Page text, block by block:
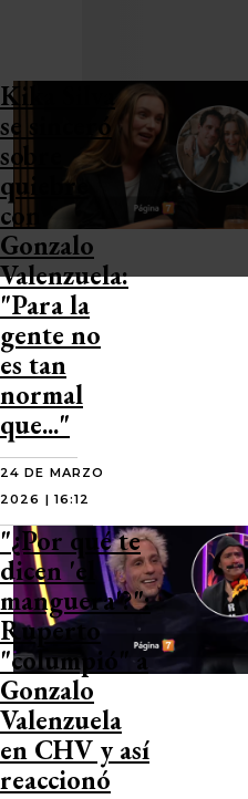
Kika Silva
se sinceró
sobre
quiebre
con
Gonzalo
Valenzuela:
"Para la
gente no
es tan
normal
que..."
24 DE MARZO
2026 | 16:12
"¿Por qué te
dicen 'el
manguera'?":
Ruperto
"columpió" a
Gonzalo
Valenzuela
en CHV y así
reaccionó